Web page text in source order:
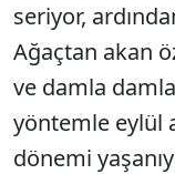
seriyor,
Ağaçtan akan
ve damla
yöntemle eylül
dönemi